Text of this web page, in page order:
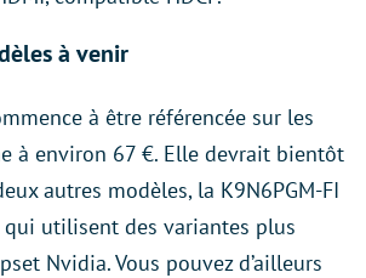
à venir
à être référencée sur les
à environ 67 €. Elle devrait bientôt
autres modèles, la K9N6PGM-FI
qui utilisent des variantes plus
Nvidia. Vous pouvez d’ailleurs